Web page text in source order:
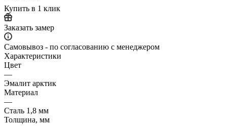
Купить в 1 клик
Заказать замер
Самовывоз - по согласованию с менеджером
Характеристики
Цвет
—
Эмалит арктик
Материал
—
Сталь 1,8 мм
Толщина, мм